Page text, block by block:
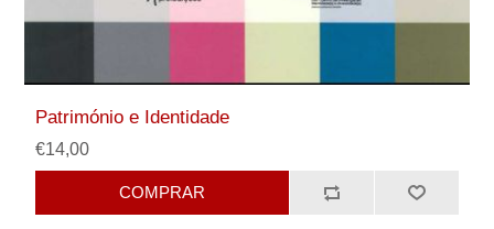
Património e Identidade
€14,00
COMPRAR